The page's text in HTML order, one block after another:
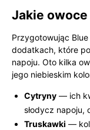
Jakie owoce
Przygotowując
dodatkach, które
napoju. Oto kilka
jego niebieskim
Cytryny — ich
słodycz napoju,
Truskawki —